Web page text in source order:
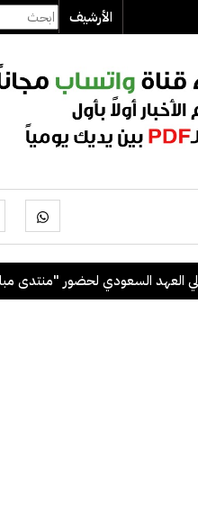
الأرشيف
لحضور "منتدى مبادرة مستقبل